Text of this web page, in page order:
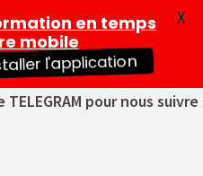
pour nous suivre
en temps
mobile
l'application
X